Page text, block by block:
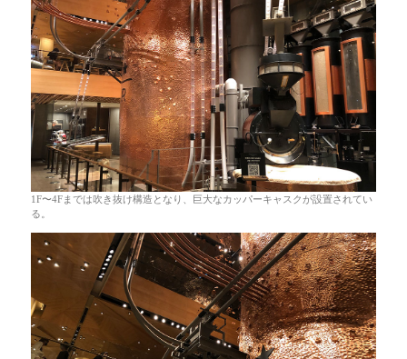
1F〜4Fまでは吹き抜け構造となり、巨大なカッパーキャスクが設置されてい
る。